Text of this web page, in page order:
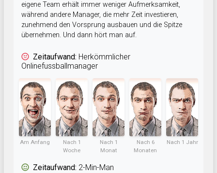
eigene Team erhält immer weniger Aufmerksamkeit,
während andere Manager, die mehr Zeit investieren,
zunehmend den Vorsprung ausbauen und die Spitze
übernehmen. Und dann hört man auf.
Zeitaufwand: Herkömmlicher
Onlinefussballmanager
Am Anfang
Nach 1
Woche
Nach 1
Monat
Nach 6
Monaten
Nach 1 Jahr
Zeitaufwand: 2-Min-Man